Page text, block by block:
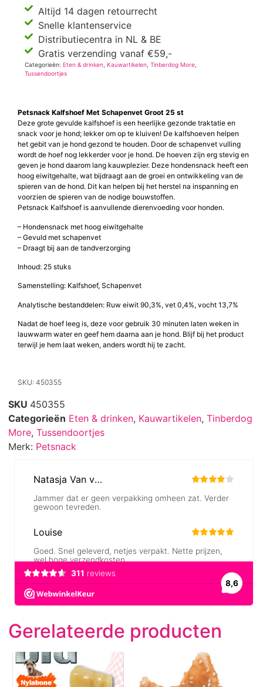
Altijd 14 dagen retourrecht
Snelle klantenservice
Distributiecentra in NL & BE
Gratis verzending vanaf €59,-
Categorieën:Eten & drinken ,Kauwartikelen ,Tinberdog More
Tussendoortjes
Petsnack Kalfshoef Met Schapenvet Groot 25 st
Deze grote gevulde kalfshoef is een heerlijke gezonde traktatie en
snack voor je hond; lekker om op te kluiven! De kalfshoeven helpen
het gebit van je hond gezond te houden. Door de schapenvet vulling
wordt de hoef nog lekkerder voor je hond. De hoeven zijn erg stevig en
geven je hond daarom lang kauwplezier. Deze hondensnack heeft een
hoog eiwitgehalte, wat bijdraagt aan de groei en ontwikkeling van de
spieren van de hond. Dit kan helpen bij het herstel na inspanning en
voorzien de spieren van de nodige bouwstoffen.
Petsnack Kalfshoef is aanvullende dierenvoeding voor honden.
– Hondensnack met hoog eiwitgehalte
– Gevuld met schapenvet
– Draagt bij aan de tandverzorging
Inhoud: 25 stuks
Samenstelling: Kalfshoef, Schapenvet
Analytische bestanddelen: Ruw eiwit 90,3%, vet 0,4%, vocht 13,7%
Nadat de hoef leeg is, deze voor gebruik 30 minuten laten weken in
lauwwarm water en geef hem daarna aan je hond. Blijf bij het product
terwijl je hem laat weken, anders wordt hij te zacht.
SKU: 450355
SKU 450355
Categorieën Eten & drinken, Kauwartikelen, Tinberdog
More, Tussendoortjes
Merk: Petsnack
Gerelateerde producten